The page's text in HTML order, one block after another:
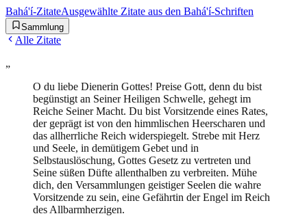
Bahá'í-ZitateAusgewählte Zitate aus den Bahá'í-Schriften
Sammlung
Alle Zitate
„
O du liebe Dienerin Gottes! Preise Gott, denn du bist
begünstigt an Seiner Heiligen Schwelle, gehegt im
Reiche Seiner Macht. Du bist Vorsitzende eines Rates,
der geprägt ist von den himmlischen Heerscharen und
das allherrliche Reich widerspiegelt. Strebe mit Herz
und Seele, in demütigem Gebet und in
Selbstauslöschung, Gottes Gesetz zu vertreten und
Seine süßen Düfte allenthalben zu verbreiten. Mühe
dich, den Versammlungen geistiger Seelen die wahre
Vorsitzende zu sein, eine Gefährtin der Engel im Reich
des Allbarmherzigen.